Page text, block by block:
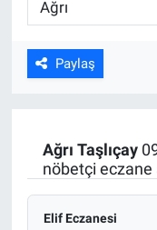
Paylaş
Ağrı Taşlıçay
nöbetçi eczane
Elif Eczanesi